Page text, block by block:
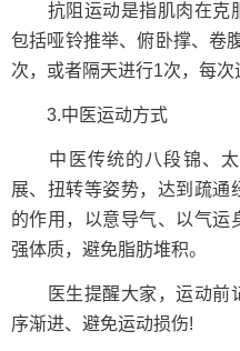
抗阻运动是指肌肉在克服
包括哑铃推举、俯卧撑、卷
次，或者隔天进行1次，每次
3.中医运动方式
中医传统的八段锦、太
展、扭转等姿势，达到疏通
的作用，以意导气、以气运
强体质，避免脂肪堆积。
医生提醒大家，运动前
序渐进、避免运动损伤!